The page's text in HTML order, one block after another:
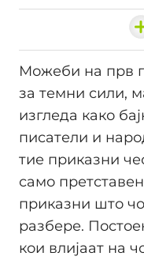
Можеби на прв
за темни сили,
изгледа како
писатели и
тие приказни
само
приказни што
разбере.
кои влијаат на